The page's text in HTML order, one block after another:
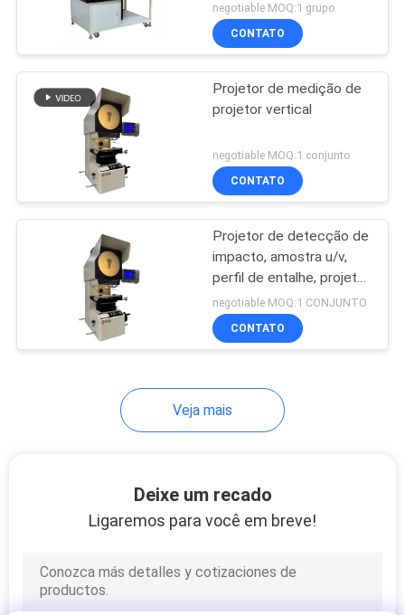
Câmara de teste
ambiental
Equipamento de
teste de
empacotamento
105
capacete
negotiable MOQ:1 grupo
CONTATO
Projetor de medição de
projetor vertical
negotiable MOQ:1 conjunto
CONTATO
Projetor de detecção de
impacto, amostra u/v,
perfil de entalhe, projetor
de medição de amostra,
projetor vertical
negotiable MOQ:1 CONJUNTO
CONTATO
Veja mais
Deixe um recado
Ligaremos para você em breve!